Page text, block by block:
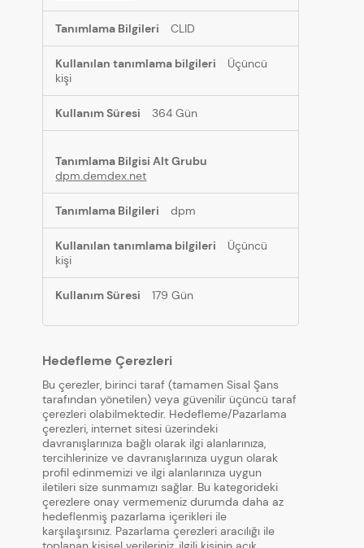
CLID
Üçüncü
kişi
364 Gün
dpm.demdex.net
dpm
Üçüncü
kişi
179 Gün
Hedefleme Çerezleri
Bu çerezler, birinci taraf (tamamen Sisal Şans
tarafından yönetilen) veya güvenilir üçüncü taraf
çerezleri olabilmektedir. Hedefleme/Pazarlama
çerezleri, internet sitesi üzerindeki
davranışlarınıza bağlı olarak ilgi alanlarınıza,
tercihlerinize ve davranışlarınıza uygun olarak
profil edinmemizi ve ilgi alanlarınıza uygun
iletileri size sunmamızı sağlar. Bu kategorideki
çerezlere onay vermemeniz durumda daha az
hedeflenmiş pazarlama içerikleri ile
karşılaşırsınız. Pazarlama çerezleri aracılığı ile